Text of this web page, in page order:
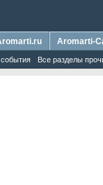
Все разделы
Aromarti-